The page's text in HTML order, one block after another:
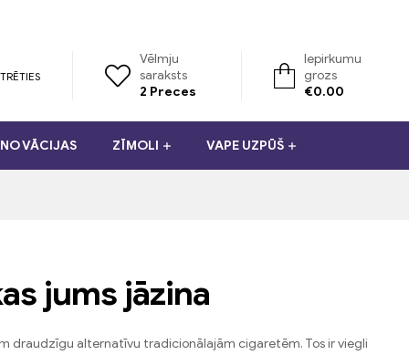
Vēlmju
saraksts
2 Preces
Iepirkumu
grozs
€0.00
VĀCIJAS ZĪMOLI VAPE UZPŪŠ
jums jāzina
draudzīgu alternatīvu tradicionālajām cigaretēm. Tos ir viegli